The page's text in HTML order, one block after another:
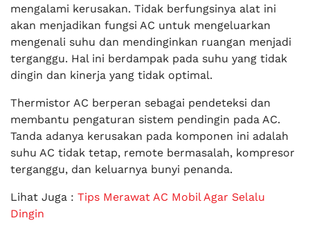
mengalami kerusakan. Tidak berfungsinya alat ini
akan menjadikan fungsi AC untuk mengeluarkan
mengenali suhu dan mendinginkan ruangan menjadi
terganggu. Hal ini berdampak pada suhu yang tidak
dingin dan kinerja yang tidak optimal.
Thermistor AC berperan sebagai pendeteksi dan
membantu pengaturan sistem pendingin pada AC.
Tanda adanya kerusakan pada komponen ini adalah
suhu AC tidak tetap, remote bermasalah, kompresor
terganggu, dan keluarnya bunyi penanda.
Lihat Juga : Tips Merawat AC Mobil Agar Selalu
Dingin